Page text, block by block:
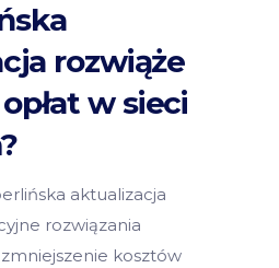
rozwiąże
w sieci
aktualizacja
rozwiązania
kosztów